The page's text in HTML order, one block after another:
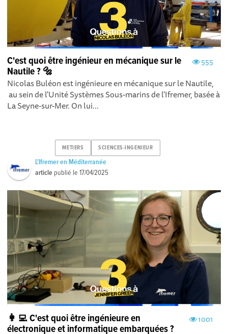
555
C'est quoi être ingénieur en mécanique sur le
Nautile ? 🔩
Nicolas Buléon est ingénieure en mécanique sur le Nautile,
au sein de l'Unité Systèmes Sous-marins de l'Ifremer, basée à
La Seyne-sur-Mer. On lui...
METIERS SCIENCES-INGENIEUR
L'Ifremer en Méditerranée
article publié le17/04/2025
1001
👩‍💻 C'est quoi être ingénieure en
électronique et informatique embarquées ?